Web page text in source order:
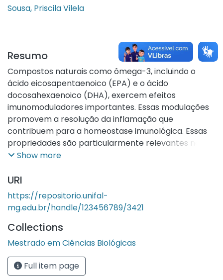
Sousa, Priscila Vilela
Resumo
Compostos naturais como ômega-3, incluindo o
ácido eicosapentaenoico (EPA) e o ácido
docosahexaenoico (DHA), exercem efeitos
imunomoduladores importantes. Essas modulações
promovem a resolução da inflamação que
contribuem para a homeostase imunológica. Essas
propriedades são particularmente relevantes no
contexto de doenças infecciosas, nas quais
agravar os danos teciduais. Pseudomonas
aeruginosa é um patógeno oportunista, gram-
negativo e de alta prevalência em infecções
nosocomiais. Embora as propriedades anti-
inflamatórias do ômega-3 sejam bem reconhecidas,
ainda não está claro se esses compostos podem
induzir um estado hiporresponsivo ou tolerogênico
durante infecções bacterianas, modulando a
ativação imune sem comprometer o controle
Show more
URI
https://repositorio.unifal-
mg.edu.br/handle/123456789/3421
Collections
Mestrado em Ciências Biológicas
Full item page